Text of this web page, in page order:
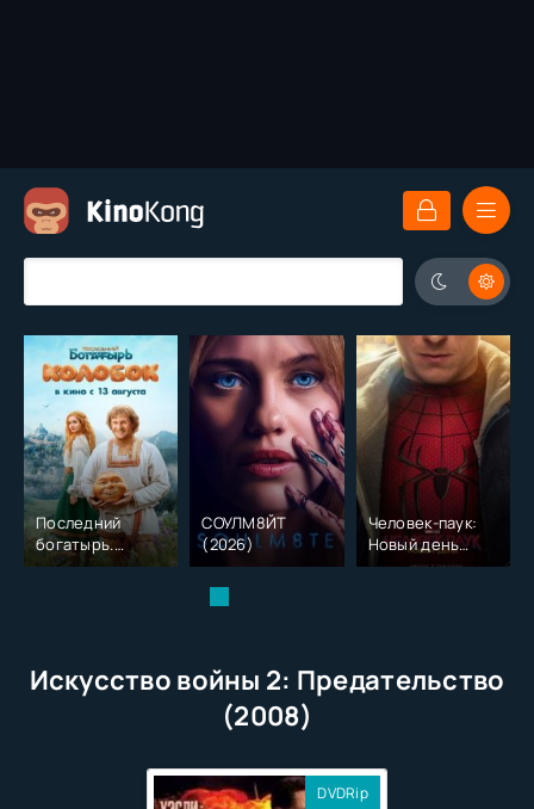
Последний
богатырь.
Колобок (2026)
СОУЛМ8ЙТ
(2026)
Человек-паук:
Новый день
(2026)
Искусство войны 2: Предательство
(2008)
DVDRip